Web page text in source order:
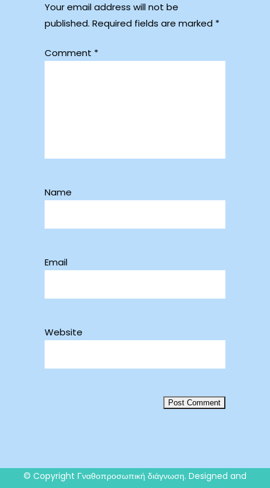
Your email address will not be
published. Required fields are marked *
Comment *
Name
Email
Website
© Copyright Γναθοπροσωπική διάγνωση. Designed and